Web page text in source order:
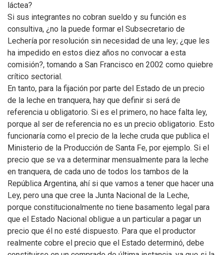
láctea?
Si sus integrantes no cobran sueldo y su función es
consultiva, ¿no la puede formar el Subsecretario de
Lechería por resolución sin necesidad de una ley; ¿que les
ha impedido en estos diez años no convocar a esta
comisión?, tomando a San Francisco en 2002 como quiebre
crítico sectorial.
En tanto, para la fijación por parte del Estado de un precio
de la leche en tranquera, hay que definir si será de
referencia u obligatorio. Si es el primero, no hace falta ley,
porque al ser de referencia no es un precio obligatorio. Esto
funcionaría como el precio de la leche cruda que publica el
Ministerio de la Producción de Santa Fe, por ejemplo. Si el
precio que se va a determinar mensualmente para la leche
en tranquera, de cada uno de todos los tambos de la
República Argentina, ahí si que vamos a tener que hacer una
Ley, pero una que cree la Junta Nacional de la Leche,
porque constitucionalmente no tiene basamento legal para
que el Estado Nacional obligue a un particular a pagar un
precio que él no esté dispuesto. Para que el productor
realmente cobre el precio que el Estado determinó, debe